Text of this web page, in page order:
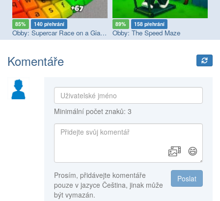
85% 140 přehrání
Obby: Supercar Race on a Giant Keyboard
89% 158 přehrání
Obby: The Speed Maze
Komentáře
Minimální počet znaků: 3
😄
Poslat
Prosím, přidávejte komentáře
pouze v jazyce Čeština, jinak může
být vymazán.